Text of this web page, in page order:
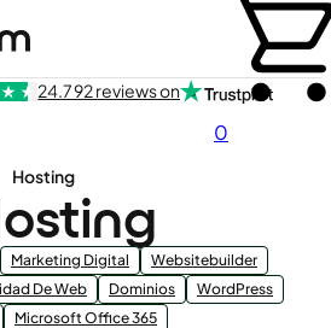
0
24.792 reviews on
Hosting
Marketing Digital
Websitebuilder
De Web Dominios
WordPress
Microsoft Office 365